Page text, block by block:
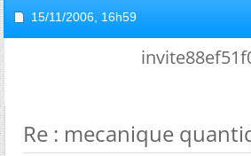
15/11/2006, 16h59
Re : mecanique